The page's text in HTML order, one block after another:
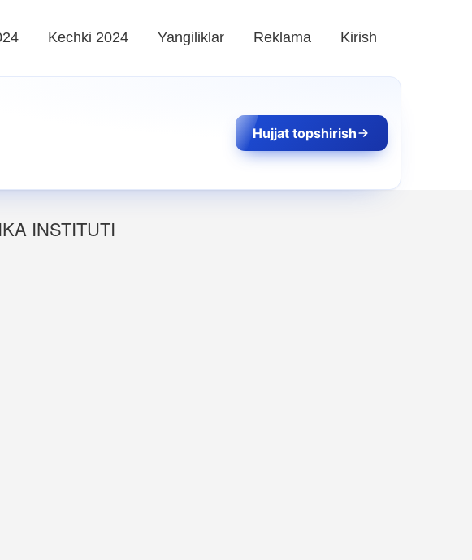
Kechki 2024 Yangiliklar Reklama Kirish
Hujjat topshirish
INSTITUTI